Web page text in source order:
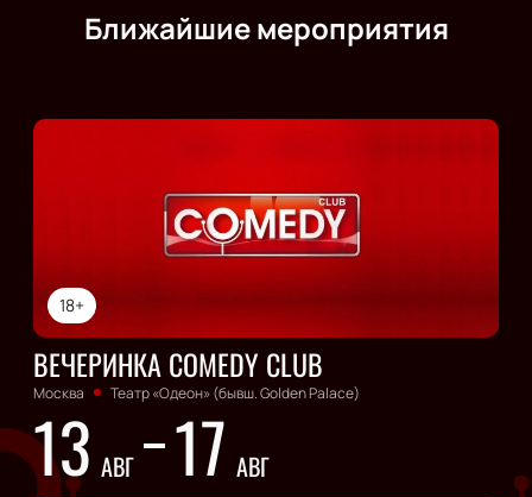
Ближайшие мероприятия
18+
ВЕЧЕРИНКА COMEDY CLUB
Москва Театр «Одеон» (бывш. Golden Palace)
13 АВГ 17 АВГ